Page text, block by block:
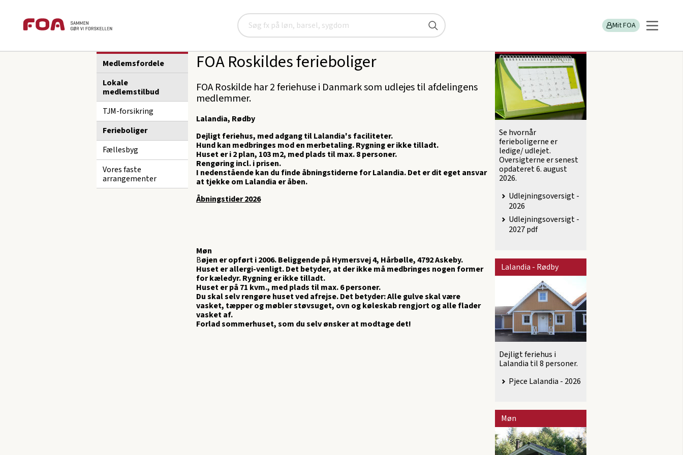
hovedindhold
hovedmenu
Søg
Mit FOA
Medlemsfordele Lokale medlemstilbud Ferieboliger
menu
Medlemsfordele
Lokale
medlemstilbud
TJM-forsikring
Ferieboliger
Fællesbyg
Vores faste
arrangementer
FOA Roskildes ferieboliger
FOA Roskilde har 2 feriehuse i Danmark som udlejes til afdelingens
medlemmer.
Lalandia, Rødby
Dejligt feriehus, med adgang til Lalandia's faciliteter.
Hund kan medbringes mod en merbetaling. Rygning er ikke tilladt.
Huset er i 2 plan, 103 m2, med plads til max. 8 personer.
Rengøring incl. i prisen.
I nedenstående kan du finde åbningstiderne for Lalandia. Det er dit eget ansvar
at tjekke om Lalandia er åben.
Åbningstider 2026
Møn
Bøjen er opført i 2006. Beliggende på Hymersvej 4, Hårbølle, 4792 Askeby.
Huset er allergi-venligt. Det betyder, at der ikke må medbringes nogen former
for kæledyr. Rygning er ikke tilladt.
Huset er på 71 kvm., med plads til max. 6 personer.
Du skal selv rengøre huset ved afrejse. Det betyder: Alle gulve skal være
vasket, tæpper og møbler støvsuget, ovn og køleskab rengjort og alle flader
vasket af.
Forlad sommerhuset, som du selv ønsker at modtage det!
Se hvornår
ferieboligerne er
ledige/ udlejet.
Oversigterne er senest
opdateret 6. august
2026.
Udlejningsoversigt -
2026
Udlejningsoversigt -
2027 pdf
Lalandia - Rødby
Dejligt feriehus i
Lalandia til 8 personer.
Pjece Lalandia - 2026
Møn